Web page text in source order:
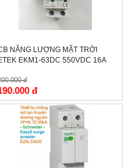
NĂNG LƯỢNG MẶT TRỜI
EKM1-63DC 550VDC 16A
đ
đ